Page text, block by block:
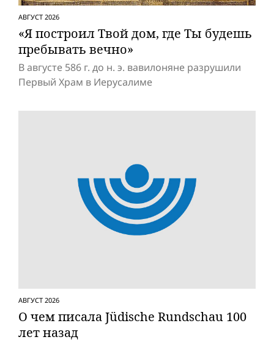
АВГУСТ 2026
«Я построил Твой дом, где Ты будешь
пребывать вечно»
В августе 586 г. до н. э. вавилоняне разрушили
Первый Храм в Иерусалиме
АВГУСТ 2026
О чем писала Jüdische Rundschau 100
лет назад